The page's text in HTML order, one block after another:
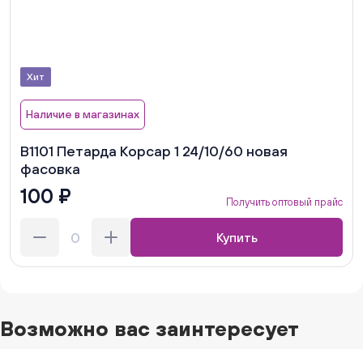
Хит
Наличие в магазинах
В1101 Петарда Корсар 1 24/10/60 новая
фасовка
100 ₽ Получить оптовый прайс
Купить
Возможно вас заинтересует